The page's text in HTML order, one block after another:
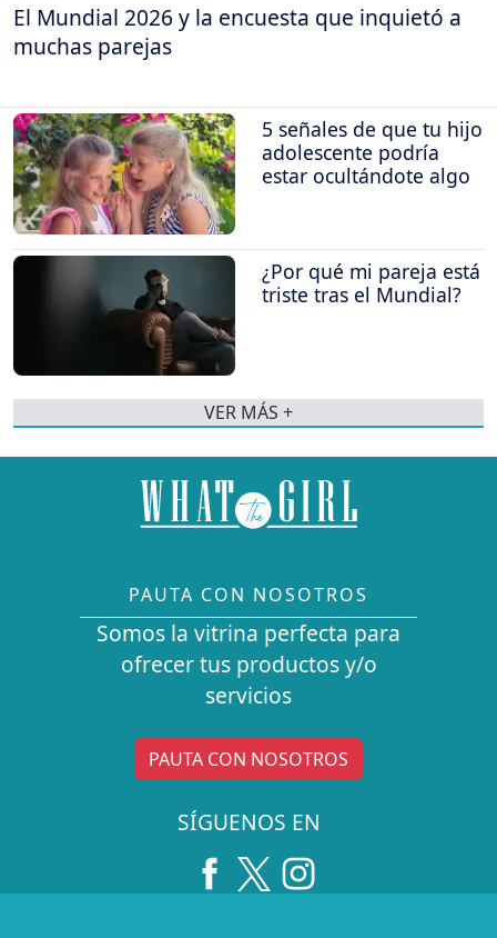
El Mundial 2026 y la encuesta que inquietó a
muchas parejas
5 señales de que tu hijo
adolescente podría
estar ocultándote algo
¿Por qué mi pareja está
triste tras el Mundial?
VER MÁS +
PAUTA CON NOSOTROS
Somos la vitrina perfecta para
ofrecer tus productos y/o
servicios
PAUTA CON NOSOTROS
SÍGUENOS EN